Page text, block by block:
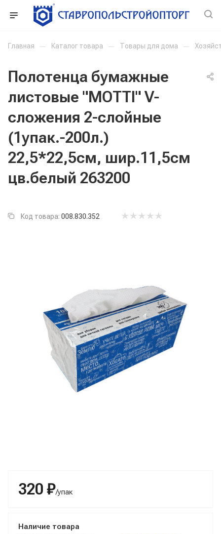
Главная — Каталог товара — Товары для дома —
Полотенца бумажные
листовые "MOTTI" V-
сложения 2-слойные
(1упак.-200л.)
22,5*22,5см, шир.11,5см
цв.белый 263200
Код товара: 008.830.352
320 ₽/упак
Наличие товара